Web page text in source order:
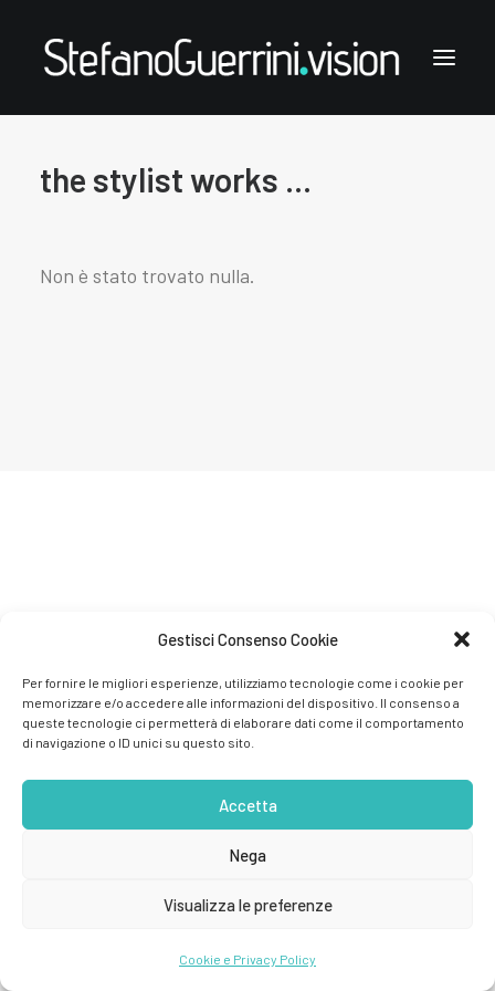
Gestisci Consenso Cookie
Per fornire le migliori esperienze, utilizziamo tecnologie come i cookie per
memorizzare e/o accedere alle informazioni del dispositivo. Il consenso a
queste tecnologie ci permetterà di elaborare dati come il comportamento
di navigazione o ID unici su questo sito.
Accetta
Nega
Visualizza le preferenze
Cookie e Privacy Policy
Stefano Guerrini
the style notes
the stylist works ...
Non è stato trovato nulla.